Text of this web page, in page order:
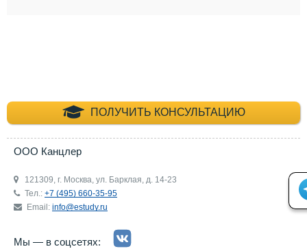
ПОЛУЧИТЬ КОНСУЛЬТАЦИЮ
+7 (495) 660-35-
ООО Канцлер
121309, г. Москва, ул. Барклая, д. 14-23
Тел.: +7 (495) 660-35-95
Email: info@estudy.ru
Мы — в соцсетях: